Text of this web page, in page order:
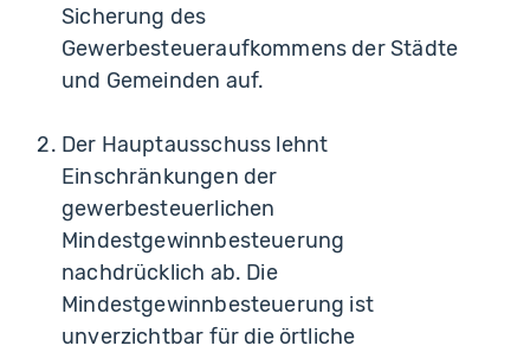
Sicherung des
Gewerbesteueraufkommens der Städte
und Gemeinden auf.
Der Hauptausschuss lehnt
Einschränkungen der
gewerbesteuerlichen
Mindestgewinnbesteuerung
nachdrücklich ab. Die
Mindestgewinnbesteuerung ist
unverzichtbar für die örtliche